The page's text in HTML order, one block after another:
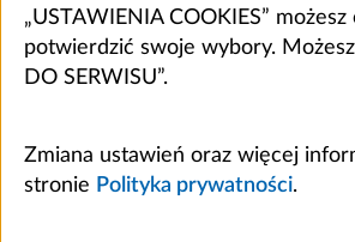
„USTAWIENIA COOKIES”
potwierdzić swoje wybory.
DO SERWISU”.
Zmiana ustawień oraz więcej
stronie Polityka prywatności.